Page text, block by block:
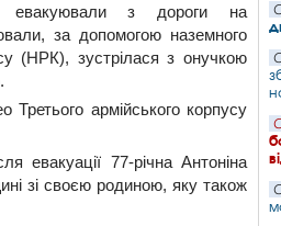
евакуювали з дороги на
за допомогою наземного
(НРК), зустрілася з онучкою
Третього армійського корпусу
евакуації 77-річна Антоніна
зі своєю родиною, яку також